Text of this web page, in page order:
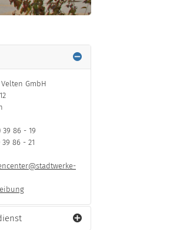
GmbH
39 86 - 19
39 86 - 21